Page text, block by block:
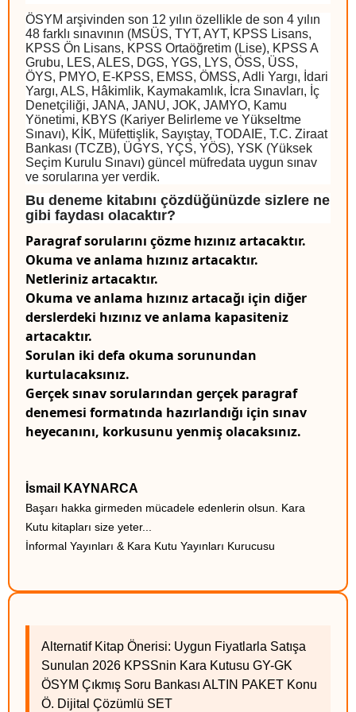
ÖSYM arşivinden son 12 yılın özellikle de son 4 yılın
48 farklı sınavının (MSÜS, TYT, AYT, KPSS Lisans,
KPSS Ön Lisans, KPSS Ortaöğretim (Lise), KPSS A
Grubu, LES, ALES, DGS, YGS, LYS, ÖSS, ÜSS,
ÖYS, PMYO, E-KPSS, EMSS, ÖMSS, Adli Yargı, İdari
Yargı, ALS, Hâkimlik, Kaymakamlık, İcra Sınavları, İç
Denetçiliği, JANA, JANU, JOK, JAMYO, Kamu
Yönetimi, KBYS (Kariyer Belirleme ve Yükseltme
Sınavı), KİK, Müfettişlik, Sayıştay, TODAIE, T.C. Ziraat
Bankası (TCZB), ÜGYS, YÇS, YÖS), YSK (Yüksek
Seçim Kurulu Sınavı) güncel müfredata uygun sınav
ve sorularına yer verdik.
Bu deneme kitabını çözdüğünüzde sizlere ne
gibi faydası olacaktır?
Paragraf sorularını çözme hızınız artacaktır.
Okuma ve anlama hızınız artacaktır.
Netleriniz artacaktır.
Okuma ve anlama hızınız artacağı için diğer
derslerdeki hızınız ve anlama kapasiteniz
artacaktır.
Sorulan iki defa okuma sorunundan
kurtulacaksınız.
Gerçek sınav sorularından gerçek paragraf
denemesi formatında hazırlandığı için sınav
heyecanını, korkusunu yenmiş olacaksınız.
İsmail KAYNARCA
Başarı hakka girmeden mücadele edenlerin olsun. Kara
Kutu kitapları size yeter...
İnformal Yayınları & Kara Kutu Yayınları Kurucusu
Alternatif Kitap Önerisi: Uygun Fiyatlarla Satışa
Sunulan 2026 KPSSnin Kara Kutusu GY-GK
ÖSYM Çıkmış Soru Bankası ALTIN PAKET Konu
Ö. Dijital Çözümlü SET